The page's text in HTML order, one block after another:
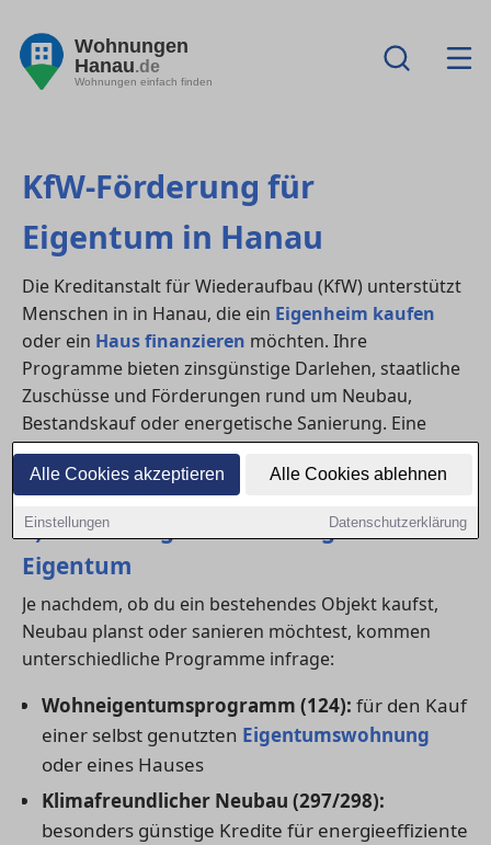
Alle Cookies akzeptieren Alle Cookies ablehnen
Einstellungen Datenschutzerklärung
Wohnungen
Hanau.de
Wohnungen einfach finden
KfW-Förderung für
Eigentum in Hanau
Die Kreditanstalt für Wiederaufbau (KfW) unterstützt
Menschen in in Hanau, die ein Eigenheim kaufen
oder ein Haus finanzieren möchten. Ihre
Programme bieten zinsgünstige Darlehen, staatliche
Zuschüsse und Förderungen rund um Neubau,
Bestandskauf oder energetische Sanierung. Eine
frühzeitige Planung lohnt sich – oft lassen sich
mehrere Programme kombinieren.
1) Die wichtigsten KfW-Programme für
Eigentum
Je nachdem, ob du ein bestehendes Objekt kaufst,
Neubau planst oder sanieren möchtest, kommen
unterschiedliche Programme infrage:
Wohneigentumsprogramm (124): für den Kauf
einer selbst genutzten Eigentumswohnung
oder eines Hauses
Klimafreundlicher Neubau (297/298):
besonders günstige Kredite für energieeffiziente